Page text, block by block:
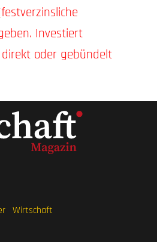
Investiert
oder gebündelt
Wirtschaft